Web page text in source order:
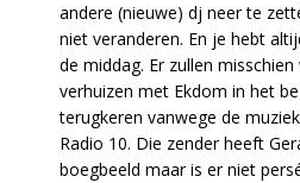
andere (nieuwe) dj neer te
niet veranderen. En je hebt
de middag. Er zullen
verhuizen met Ekdom in het
terugkeren vanwege de
Radio 10. Die zender heeft
boegbeeld maar is er niet